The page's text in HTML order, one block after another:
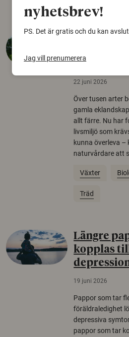
Så mycket
arter
22 juni 2026
Över tusen arter
gamla
allt färre. Nu har
livsmiljö som
kunna överleva –
naturvårdare att
Växter
Träd
Längre
kopplas
19 juni 2026
Pappor som tar
föräldraledighet
depressiva
pappor som tar
nyhetsbrev!
PS. Det är gratis och du kan
Jag vill prenumerera